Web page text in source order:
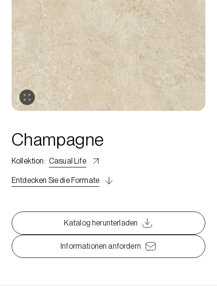
Champagne
Kollektion: Casual Life
Entdecken Sie die Formate
Katalog herunterladen
Informationen anfordern